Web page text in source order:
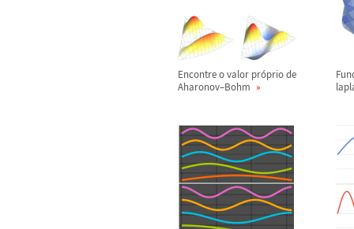
Encontre o valor próprio de
Aharonov–Bohm
Fun